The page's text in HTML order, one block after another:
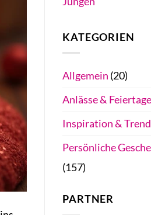
KATEGORIEN
Allgemein (20)
Anlässe & Feiertage
Inspiration &
Persönliche
(157)
PARTNER